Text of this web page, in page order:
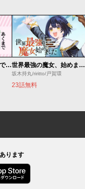
あくまでクジャクの話です。 世界最強の魔女、始めました ～私だけ『攻略サイト』を見れる世界で自由に生きます～
坂木持丸/riritto/戸賀環
23話無料
ります